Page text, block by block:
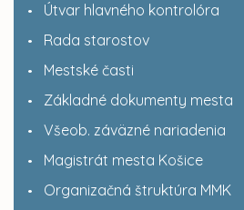
Útvar hlavného kontrolóra
Rada starostov
Mestské časti
Základné dokumenty mesta
Všeob. záväzné nariadenia
Magistrát mesta Košice
Organizačná štruktúra MMK